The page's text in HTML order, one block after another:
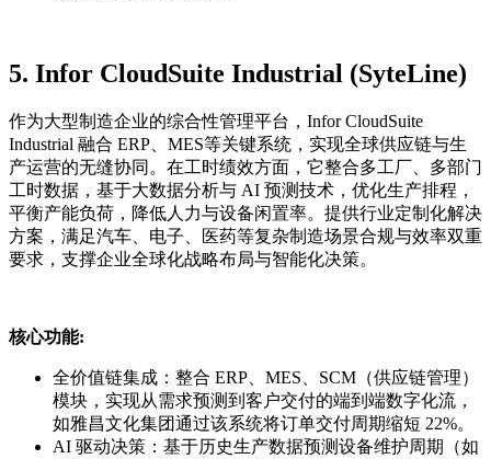
5. Infor CloudSuite Industrial (SyteLine)
作为大型制造企业的综合性管理平台，Infor CloudSuite
Industrial 融合 ERP、MES等关键系统，实现全球供应链与生
产运营的无缝协同。在工时绩效方面，它整合多工厂、多部门
工时数据，基于大数据分析与 AI 预测技术，优化生产排程，
平衡产能负荷，降低人力与设备闲置率。提供行业定制化解决
方案，满足汽车、电子、医药等复杂制造场景合规与效率双重
要求，支撑企业全球化战略布局与智能化决策。
核心功能:
全价值链集成：整合 ERP、MES、SCM（供应链管理）
模块，实现从需求预测到客户交付的端到端数字化流，
如雅昌文化集团通过该系统将订单交付周期缩短 22%。
AI 驱动决策：基于历史生产数据预测设备维护周期（如